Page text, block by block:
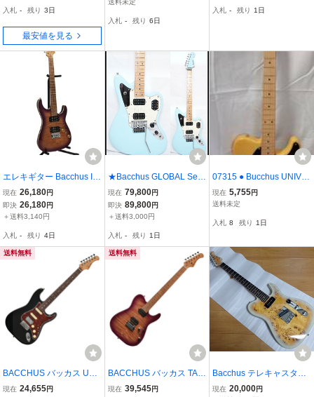
入札 - 残り 3日
最安値を見る
ー
入札 - 残り 6日
入札 - 残り 1日
エレキギター Bacchus IM
P24 FMH-RSM/M バッカ
ス 中古品
現在 26,180円
即決 26,180円
＋送料3,140円
入札 - 残り 4日
★Bacchus GLOBAL Seri
es IKEBE ORIGINAL HJG
-24HH/FRT SBL レアモデ
ル★
現在 79,800円
即決 89,800円
＋送料3,000円
入札 - 残り 1日
07315 ● Bucchus UNIVE
RSE Series
現在 5,755円
送料未定
入札 8 残り 1日
送料無料
BACCHUS バッカス Univ
erse Series BST-2-RSM/
現在 24,655円
送料無料
BACCHUS バッカス TAC
24 FMH-RSM/M N-MGT-B
現在 39,545円
Bacchus テレキャスター
タイプ エレキギター
現在 20,000円